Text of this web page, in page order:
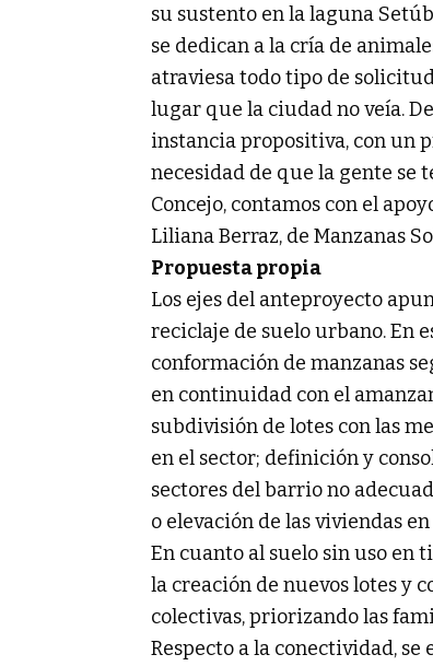
su sustento en la laguna
se dedican a la cría de
atraviesa todo tipo de
lugar que la ciudad no veía.
instancia propositiva, con un
necesidad de que la gente se
Concejo, contamos con el
Liliana Berraz, de Manzanas
Propuesta propia
Los ejes del anteproyecto
reciclaje de suelo urbano. En
conformación de manzanas
en continuidad con el
subdivisión de lotes con las
en el sector; definición y
sectores del barrio no
o elevación de las viviendas
En cuanto al suelo sin uso en
la creación de nuevos lotes y
colectivas, priorizando las
Respecto a la conectividad,